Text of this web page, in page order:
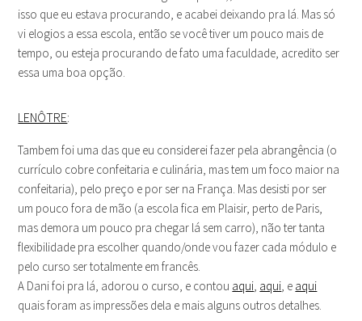
isso que eu estava procurando, e acabei deixando pra lá. Mas só
vi elogios a essa escola, então se você tiver um pouco mais de
tempo, ou esteja procurando de fato uma faculdade, acredito ser
essa uma boa opção.
LENÔTRE:
Tambem foi uma das que eu considerei fazer pela abrangência (o
currículo cobre confeitaria e culinária, mas tem um foco maior na
confeitaria), pelo preço e por ser na França. Mas desisti por ser
um pouco fora de mão (a escola fica em Plaisir, perto de Paris,
mas demora um pouco pra chegar lá sem carro), não ter tanta
flexibilidade pra escolher quando/onde vou fazer cada módulo e
pelo curso ser totalmente em francês.
A Dani foi pra lá, adorou o curso, e contou aqui aqui , e aqui
quais foram as impressões dela e mais alguns outros detalhes.